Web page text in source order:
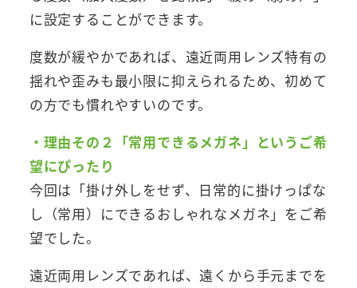
に設定することができます。
度数が緩やかであれば、遠近両用レンズ特有の
揺れや歪みも最小限に抑えられるため、初めて
の方でも慣れやすいのです。
・理由その２「常用できるメガネ」というご希
望にぴったり
今回は「掛け外しをせず、日常的に掛けっぱな
し（常用）にできるおしゃれなメガネ」をご希
望でした。
遠近両用レンズであれば、遠くから手元までを